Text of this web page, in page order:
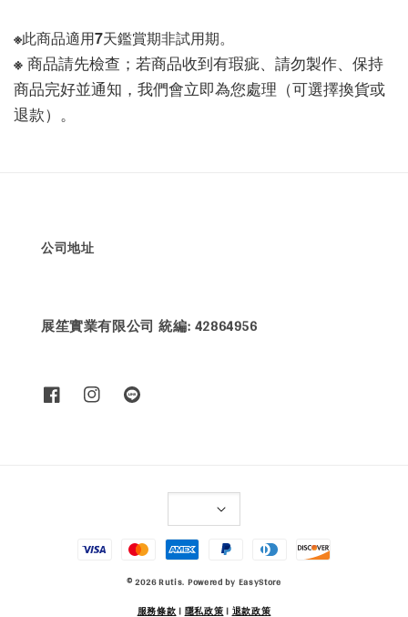
※此商品適用7天鑑賞期非試用期。
※ 商品請先檢查；若商品收到有瑕疵、請勿製作、保持
商品完好並通知，我們會立即為您處理（可選擇換貨或
退款）。
公司地址
展笙實業有限公司 統編: 42864956
© 2026 Rutis. Powered by EasyStore
服務條款| 隱私政策| 退款政策